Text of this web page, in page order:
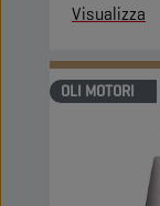
Visualizza
OLI MOTORI